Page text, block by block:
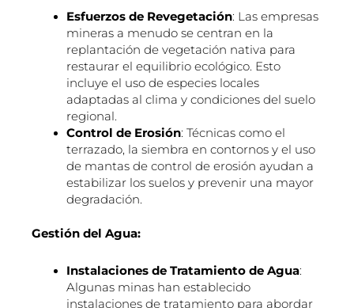
Esfuerzos de Revegetación: Las empresas
mineras a menudo se centran en la
replantación de vegetación nativa para
restaurar el equilibrio ecológico. Esto
incluye el uso de especies locales
adaptadas al clima y condiciones del suelo
regional.
Control de Erosión: Técnicas como el
terrazado, la siembra en contornos y el uso
de mantas de control de erosión ayudan a
estabilizar los suelos y prevenir una mayor
degradación.
Gestión del Agua:
Instalaciones de Tratamiento de Agua:
Algunas minas han establecido
instalaciones de tratamiento para abordar